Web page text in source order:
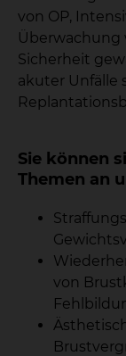
von OP,
Überwachung
Sicherheit
akuter Unfälle
Sie können
Themen an
von